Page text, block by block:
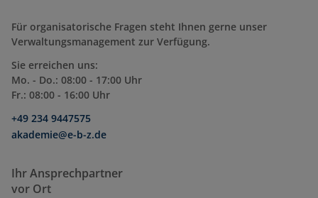
Für organisatorische Fragen steht Ihnen gerne unser
Verwaltungsmanagement zur Verfügung.
Sie erreichen uns:
Mo. - Do.: 08:00 - 17:00 Uhr
Fr.: 08:00 - 16:00 Uhr
+49 234 9447575
akademie@e-b-z.de
Ihr Ansprechpartner
vor Ort